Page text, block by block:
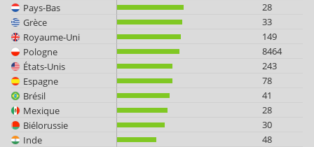
Pays-Bas
28
Grèce
33
Royaume-Uni
149
Pologne
8464
États-Unis
243
Espagne
78
Brésil
41
Mexique
28
Biélorussie
30
Inde
48